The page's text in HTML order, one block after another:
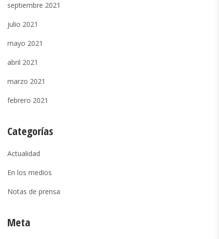
septiembre 2021
julio 2021
mayo 2021
abril 2021
marzo 2021
febrero 2021
Categorías
Actualidad
En los medios
Notas de prensa
Meta